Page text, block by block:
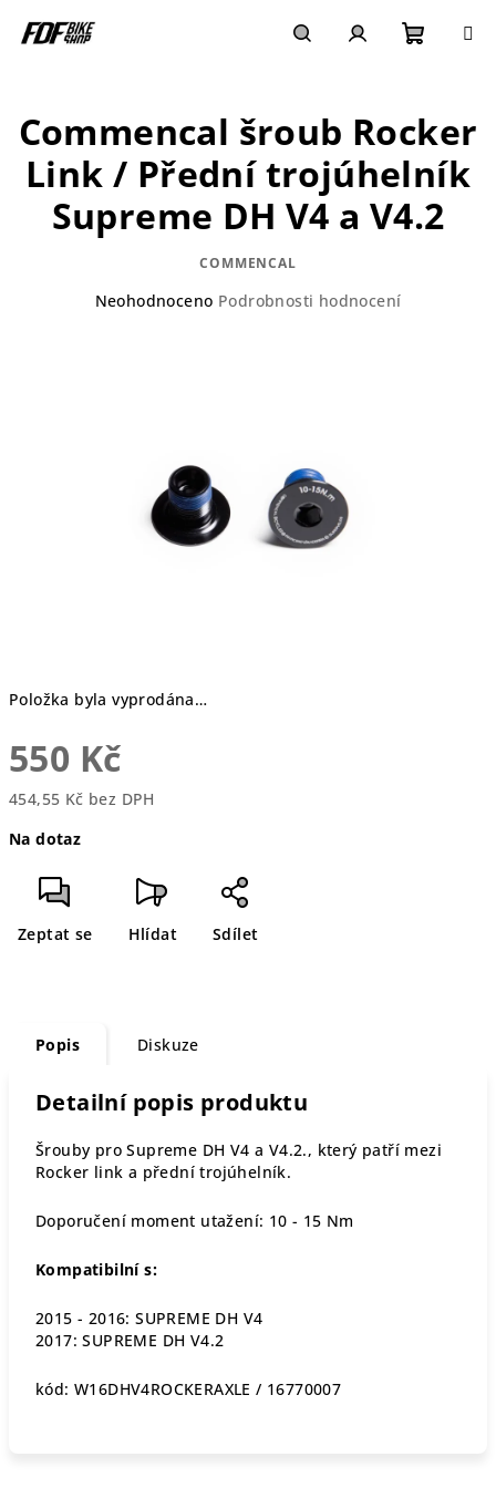
košík
Položka byla vyprodána…
550 Kč
454,55 Kč bez DPH
cena:
Na dotaz
Zeptat se Hlídat Sdílet
Commencal šroub Rocker
Link / Přední trojúhelník
Supreme DH V4 a V4.2
COMMENCAL
Průměrné
Neohodnoceno Podrobnosti hodnocení
Popis Diskuze
Detailní popis produktu
Šrouby pro Supreme DH V4 a V4.2., který patří mezi
Rocker link a přední trojúhelník.
Doporučení moment utažení: 10 - 15 Nm
Kompatibilní s:
2015 - 2016: SUPREME DH V4
2017: SUPREME DH V4.2
kód: W16DHV4ROCKERAXLE / 16770007